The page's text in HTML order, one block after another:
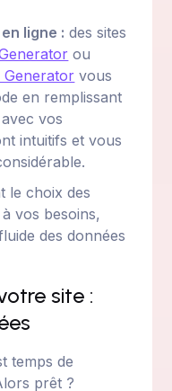
ligne : des sites
ou
vous
en remplissant
vos
intuitifs et vous
le choix des
vos besoins,
des données
site :
temps de
prêt ?